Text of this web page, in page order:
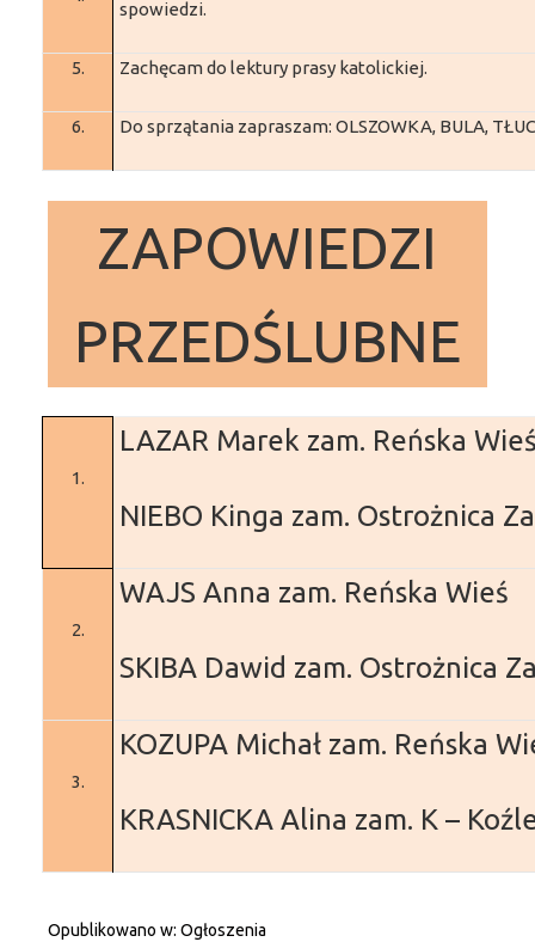
spowiedzi.
5. Zachęcam do lektury prasy katolickiej.
6. Do sprzątania zapraszam: OLSZOWKA, BULA,
ZAPOWIEDZI
PRZEDŚLUBNE
1.
LAZAR Marek zam. Reńska
NIEBO Kinga zam. Ostrożnica
2.
WAJS Anna zam. Reńska Wieś
SKIBA Dawid zam. Ostrożnica
3.
KOZUPA Michał zam. Reńska
KRASNICKA Alina zam. K –
Opublikowano w: Ogłoszenia